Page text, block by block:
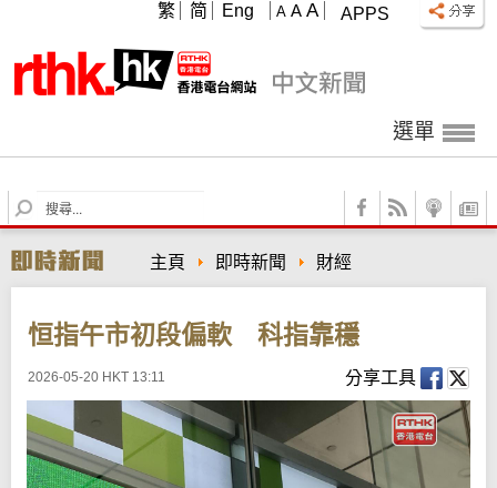
APPS
A A A
繁 简 Eng
選單
S
e
r
c
主頁 即時新聞 財經
恒指午市初段偏軟 科指靠穩
2026-05-20 HKT 13:11 分享工具